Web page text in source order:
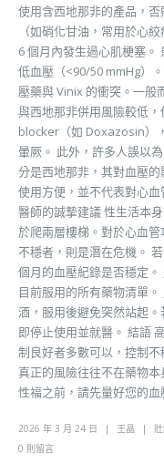
使用含西地那非的產品，
（如硝化甘油，常用於心
6 個月內發生過心肌梗塞
低血壓（<90/50 mmHg）
壓藥與 Vinix 的衝突。一般
與西地那非併用風險較低
blocker（如 Doxazosin）
暈厥。 此外，許多人誤以
分是西地那非，其對血壓
使用方便，並不代表對心
醫師的誠摯建議 性生活本
於爬兩層樓梯。對於心血
不穩者，則是潛在危機。
個月的血壓紀錄是否穩定
目前服用的所有藥物清單
酒，服用後避免突然站起
即停止使用並就醫。 結語
制良好者多數可以，控制
真正的風險往往不在藥物
性福之前，請先量好您的
2026 年 3 月 24 日 王晶
0 則留言